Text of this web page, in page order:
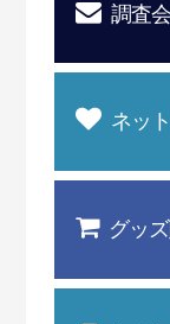
調査
ネッ
グッ